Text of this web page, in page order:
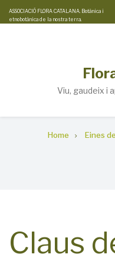
Skip
to
ASSOCIACIÓ FLORA CATALANA. Botànica i
etnobotànica de la nostra terra.
Viu, gaudeix i
Home Eines
Claus